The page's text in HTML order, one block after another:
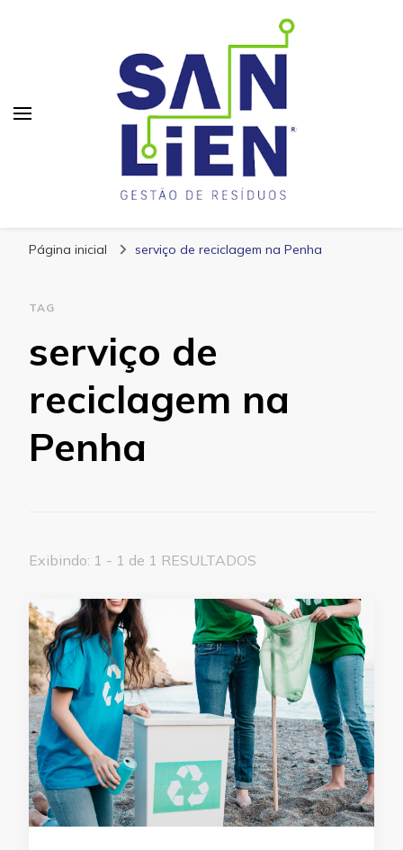
Página inicial serviço de reciclagem na Penha
TAG
serviço de
reciclagem na
Penha
Exibindo: 1 - 1 de 1 RESULTADOS